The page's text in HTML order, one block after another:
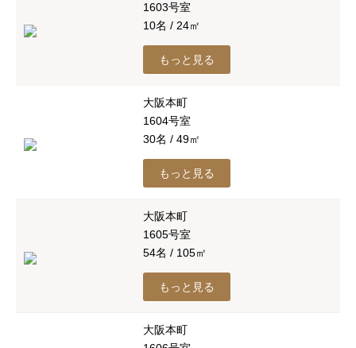
1603号室
10名 / 24㎡
もっと見る
大阪本町
1604号室
30名 / 49㎡
もっと見る
大阪本町
1605号室
54名 / 105㎡
もっと見る
大阪本町